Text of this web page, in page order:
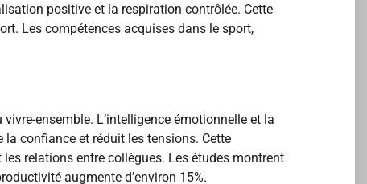
positive et la respiration contrôlée. Cette
Les compétences acquises dans le sport,
ensemble. L’intelligence émotionnelle et la
confiance et réduit les tensions. Cette
relations entre collègues. Les études montrent
augmente d’environ 15%.